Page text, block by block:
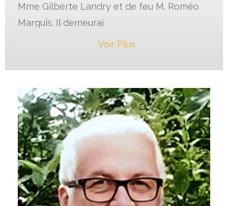
Mme Gilberte Landry et de feu M. Roméo
Marquis. Il demeurai
Voir Plus